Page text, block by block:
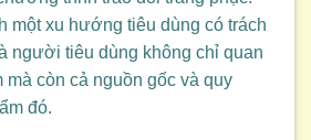
một xu hướng tiêu dùng có trách
người tiêu dùng không chỉ quan
mà còn cả nguồn gốc và quy
đó.